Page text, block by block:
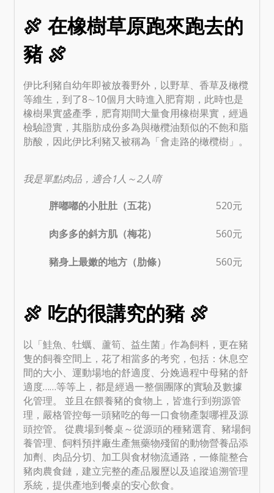
🍖 在橡樹草原跑來跑去的
豬 🍖
伊比利豬自幼年即被放養野外，以野草、香草及橄欖
等維生，到了8∼10個月大時進入肥育期，此時也是
橡樹果實盛產季，肥育期間大量食用橡樹果實，經過
檢驗證實，其脂肪成份多為與橄欖油類似的不飽和脂
肪酸，因此伊比利豬又被稱為「會走路的橄欖樹」。
我是單點肉品，適合1人～2人唷
胖嘟嘟的小肚肚（五花）
520元
肉多多的斜方肌（梅花） 560元
豬身上最嫩的地方（肋條） 560元
🍖 吃的很講究的豬 🍖
以「鮭魚、牡蠣、蘆筍、益生菌」作為飼料，更在豬
隻的飼養空間上，花了相當多的考究，包括：休息空
間的大小、運動場地的舒適度、分娩過程中母豬的舒
適度……等等上，都是經過一整個團隊的實驗及數據
化管理。 並且在餵養豬的食物上，皆進行到朔源管
理，嚴格管控每一頭豬吃的每一口食物產製哪裡及源
頭控管。 從農場到餐桌～從源頭的種豬選育、豬場飼
養管理、飼料預拌廠生產無藥物殘留的動物營養品添
加劑、肉品分切、加工與食材物流通路，一條龍整合
豬肉農食鏈，建立完整的產品履歷以及追蹤追溯管理
系統，提供產地到餐桌的安心飲食。